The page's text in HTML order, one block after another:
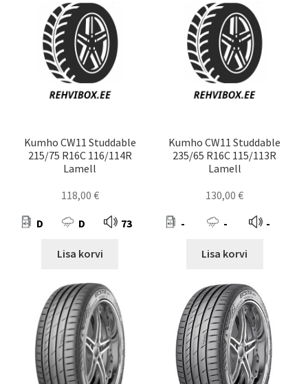
Kumho CW11 Studdable
215/75 R16C 116/114R
Lamell
118,00 €
D D 73
Lisa korvi
Kumho CW11 Studdable
235/65 R16C 115/113R
Lamell
130,00€
- - -
Lisa korvi